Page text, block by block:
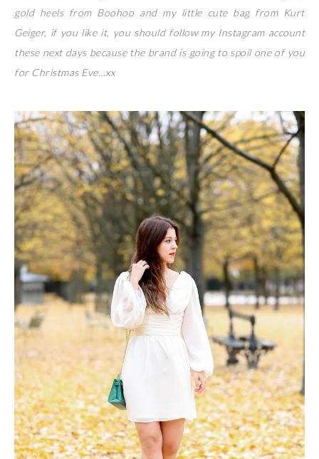
gold heels from Boohoo and my little cute bag from Kurt
Geiger, if you like it, you should follow my Instagram account
these next days because the brand is going to spoil one of you
for Christmas Eve…xx